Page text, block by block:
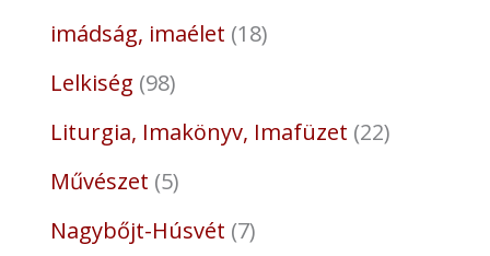
imádság, imaélet 18
Lelkiség 98
Liturgia, Imakönyv, Imafüzet 22
Művészet 5
Nagybőjt-Húsvét 7